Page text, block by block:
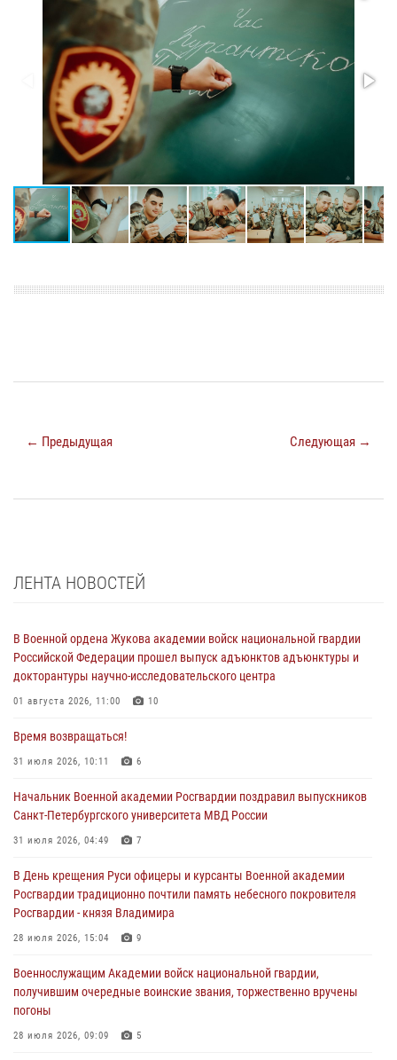
← Предыдущая Следующая →
ЛЕНТА НОВОСТЕЙ
В Военной ордена Жукова академии войск национальной гвардии
Российской Федерации прошел выпуск адъюнктов адъюнктуры и
докторантуры научно-исследовательского центра
01 августа 2026, 11:00 10
Время возвращаться!
31 июля 2026, 10:11 6
Начальник Военной академии Росгвардии поздравил выпускников
Санкт-Петербургского университета МВД России
31 июля 2026, 04:49 7
В День крещения Руси офицеры и курсанты Военной академии
Росгвардии традиционно почтили память небесного покровителя
Росгвардии - князя Владимира
28 июля 2026, 15:04 9
Военнослужащим Академии войск национальной гвардии,
получившим очередные воинские звания, торжественно вручены
погоны
28 июля 2026, 09:09 5